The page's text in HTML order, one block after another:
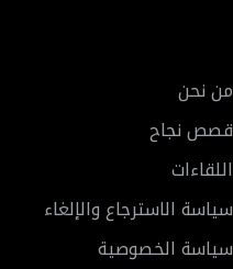
من نحن
قصص نجاح
اللقاءات
سياسة الاسترجاع والإلغاء
سياسة الخصوصية